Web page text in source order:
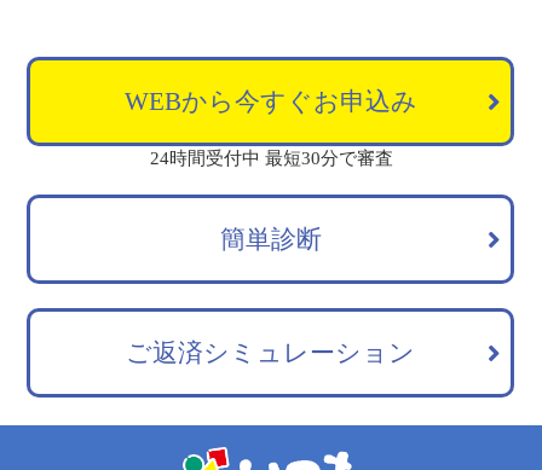
WEBから今すぐお申込み
24時間受付中 最短30分で審査
簡単診断
ご返済シミュレーション